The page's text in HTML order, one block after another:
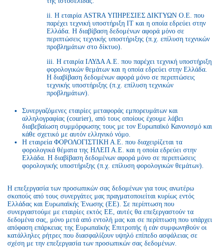
ii. Η εταιρία ASTRA ΥΠΗΡΕΣΙΕΣ ΔΙΚΤΥΩΝ Ο.Ε. που
παρέχει τεχνική υποστήριξη ΙΤ και η οποία εδρεύει στην
Ελλάδα. Η διαβίβαση δεδομένων αφορά μόνο σε
περιπτώσεις τεχνικής υποστήριξης (π.χ. επίλυση τεχνικών
προβλημάτων στο δίκτυο).
iii. Η εταιρία ΙΛΥΔΑ Α.Ε. που παρέχει τεχνική υποστήριξη
φορολογικών θεμάτων και η οποία εδρεύει στην Ελλάδα.
Η διαβίβαση δεδομένων αφορά μόνο σε περιπτώσεις
τεχνικής υποστήριξης (π.χ. επίλυση τεχνικών
προβλημάτων).
Συνεργαζόμενες εταιρίες μεταφοράς εμπορευμάτων και
αλληλογραφίας (courier), από τους οποίους έχουμε λάβει
διαβεβαίωση συμμόρφωσης τους με τον Ευρωπαϊκό Κανονισμό και
κάθε σχετικό με αυτόν ελληνικό νόμο.
Η εταιρεία ΦΟΡΟΛΟΓΙΣΤΙΚΗ Α.Ε. που διαχειρίζεται τα
φορολογικά θέματα της ΗΛΕΠ Α.Ε. και η οποία εδρεύει στην
Ελλάδα. Η διαβίβαση δεδομένων αφορά μόνο σε περιπτώσεις
φορολογικής υποστήριξης (π.χ. επίλυση φορολογικών θεμάτων).
Η επεξεργασία των προσωπικών σας δεδομένων για τους ανωτέρω
σκοπούς από τους συνεργάτες μας πραγματοποιείται κυρίως εντός
Ελλάδας και Ευρωπαϊκής Ένωσης (ΕΕ). Σε περίπτωση που
συνεργαστούμε με εταιρίες εκτός ΕΕ, αυτές θα επεξεργαστούν τα
δεδομένα σας, μόνο μετά από εντολή μας και σε περίπτωση που υπάρχει
απόφαση επάρκειας της Ευρωπαϊκής Επιτροπής ή εάν συμφωνηθούν οι
κατάλληλες ρήτρες που διασφαλίζουν υψηλό επίπεδο ασφάλειας σε
σχέση με την επεξεργασία των προσωπικών σας δεδομένων.